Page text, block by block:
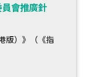
會推廣針
版）》（《指